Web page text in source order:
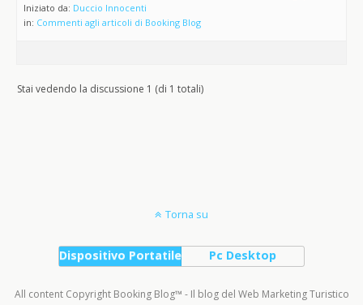
Iniziato da: Duccio Innocenti
in: Commenti agli articoli di Booking Blog
Stai vedendo la discussione 1 (di 1 totali)
Torna su
Dispositivo Portatile Pc Desktop
All content Copyright Booking Blog™ - Il blog del Web Marketing Turistico